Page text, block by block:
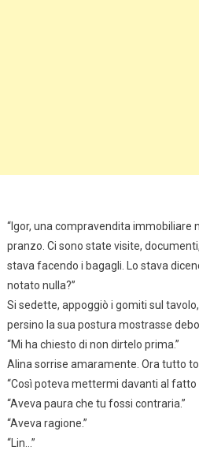
“Igor, una compravendita immobiliare
pranzo. Ci sono state visite,
stava facendo i bagagli. Lo stava
notato nulla?”
Si sedette, appoggiò i gomiti sul
persino la sua postura mostrasse
“Mi ha chiesto di non dirtelo prima.”
Alina sorrise amaramente. Ora tutto
“Così poteva mettermi davanti al fatto
“Aveva paura che tu fossi contraria.”
“Aveva ragione.”
“Lin…”